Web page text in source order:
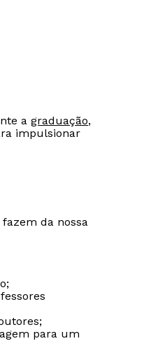
a graduação,
impulsionar
da nossa
para um